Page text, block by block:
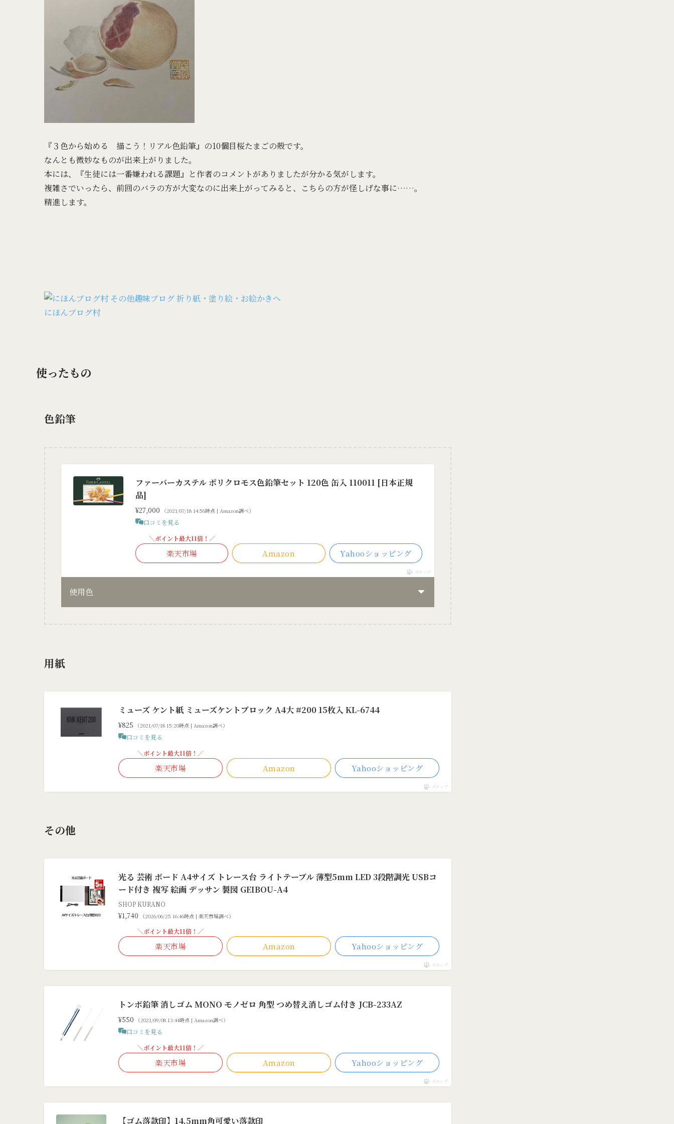
『３色から始める 描こう！リアル色鉛筆』の10個目桜たまごの殻です。
なんとも微妙なものが出来上がりました。
本には、『生徒には一番嫌われる課題』と作者のコメントがありましたが分かる気がします。
複雑さでいったら、前回のバラの方が大変なのに出来上がってみると、こちらの方が怪しげな事に……。
精進します。
にほんブログ村
使ったもの
色鉛筆
ファーバーカステル ポリクロモス色鉛筆セット 120色 缶入 110011 [日本正規
品]
¥27,000 （2021/07/18 14:56時点 | Amazon調べ）
口コミを見る
Amazon
＼ポイント最大11倍！／
楽天市場 Yahooショッピング
ポチップ
使用色
用紙
ミューズ ケント紙 ミューズケントブロック A4大 #200 15枚入 KL-6744
¥825 （2021/07/18 15:20時点 | Amazon調べ）
口コミを見る
Amazon
＼ポイント最大11倍！／
楽天市場 Yahooショッピング
ポチップ
その他
光る 芸術 ボード A4サイズ トレース台 ライトテーブル 薄型5mm LED 3段階調光 USBコ
ード付き 複写 絵画 デッサン 製図 GEIBOU-A4
SHOP KURANO
¥1,740 （2026/06/25 16:46時点 | 楽天市場調べ）
Amazon
＼ポイント最大11倍！／
楽天市場 Yahooショッピング
ポチップ
トンボ鉛筆 消しゴム MONO モノゼロ 角型 つめ替え消しゴム付き JCB-233AZ
¥550 （2021/09/08 13:44時点 | Amazon調べ）
口コミを見る
Amazon
＼ポイント最大11倍！／
楽天市場 Yahooショッピング
ポチップ
【ゴム落款印】14.5mm角可愛い落款印